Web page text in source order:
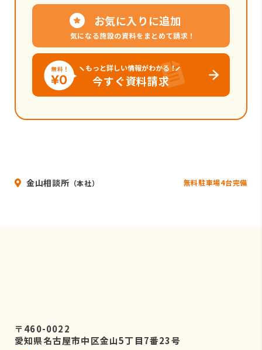
お気に入りに追加
気になる施設の資料をまとめて請求！
もっと詳しい情報がわかる！
今すぐ資料請求
金山相談所 （本社） 無料駐車場4台完備
〒460-0022
愛知県名古屋市中区金山5丁目7番23号